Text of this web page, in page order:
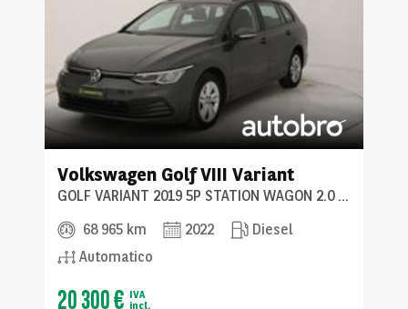
Volkswagen Golf VIII Variant
GOLF VARIANT 2019 5P STATION WAGON 2.0 TDI SCR LIFE DSG
68 965 km
2022
Diesel
Automatico
20 300 € IVA
incl.